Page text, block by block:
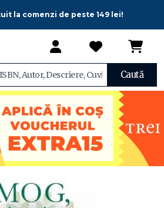
la comenzi de peste 149 lei!
Caută